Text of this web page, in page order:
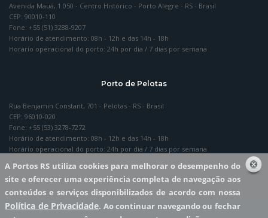
A Portos RS utiliza cookies para melhorar o desempenho do
site e oferecer uma experiência completa de navegação aos
conteúdos e serviços disponibilizados de acordo com nossa
Política de Privacidade. Ao continuar navegando ou fechar
Avenida Mauá, 1.050 - Centro Histórico - Porto Alegre - RS - Brasil
CEP: 90010-110
Fone: +55 (51) 3288-9207
Horário de atendimento: 08h - 12h e das 14h - 18h
Horário operacional do porto: 24h por dia / 7 dias por semana
Porto de Pelotas
Rua Benjamin Constant, 701 - Pelotas - RS - Brasil
CEP: 96010-020
Fone: +55 (53) 3278-7272
Horário de atendimento: 08h - 12h e das 14h - 18h
Horário operacional do porto: 24h por dia / 7 dias por semana